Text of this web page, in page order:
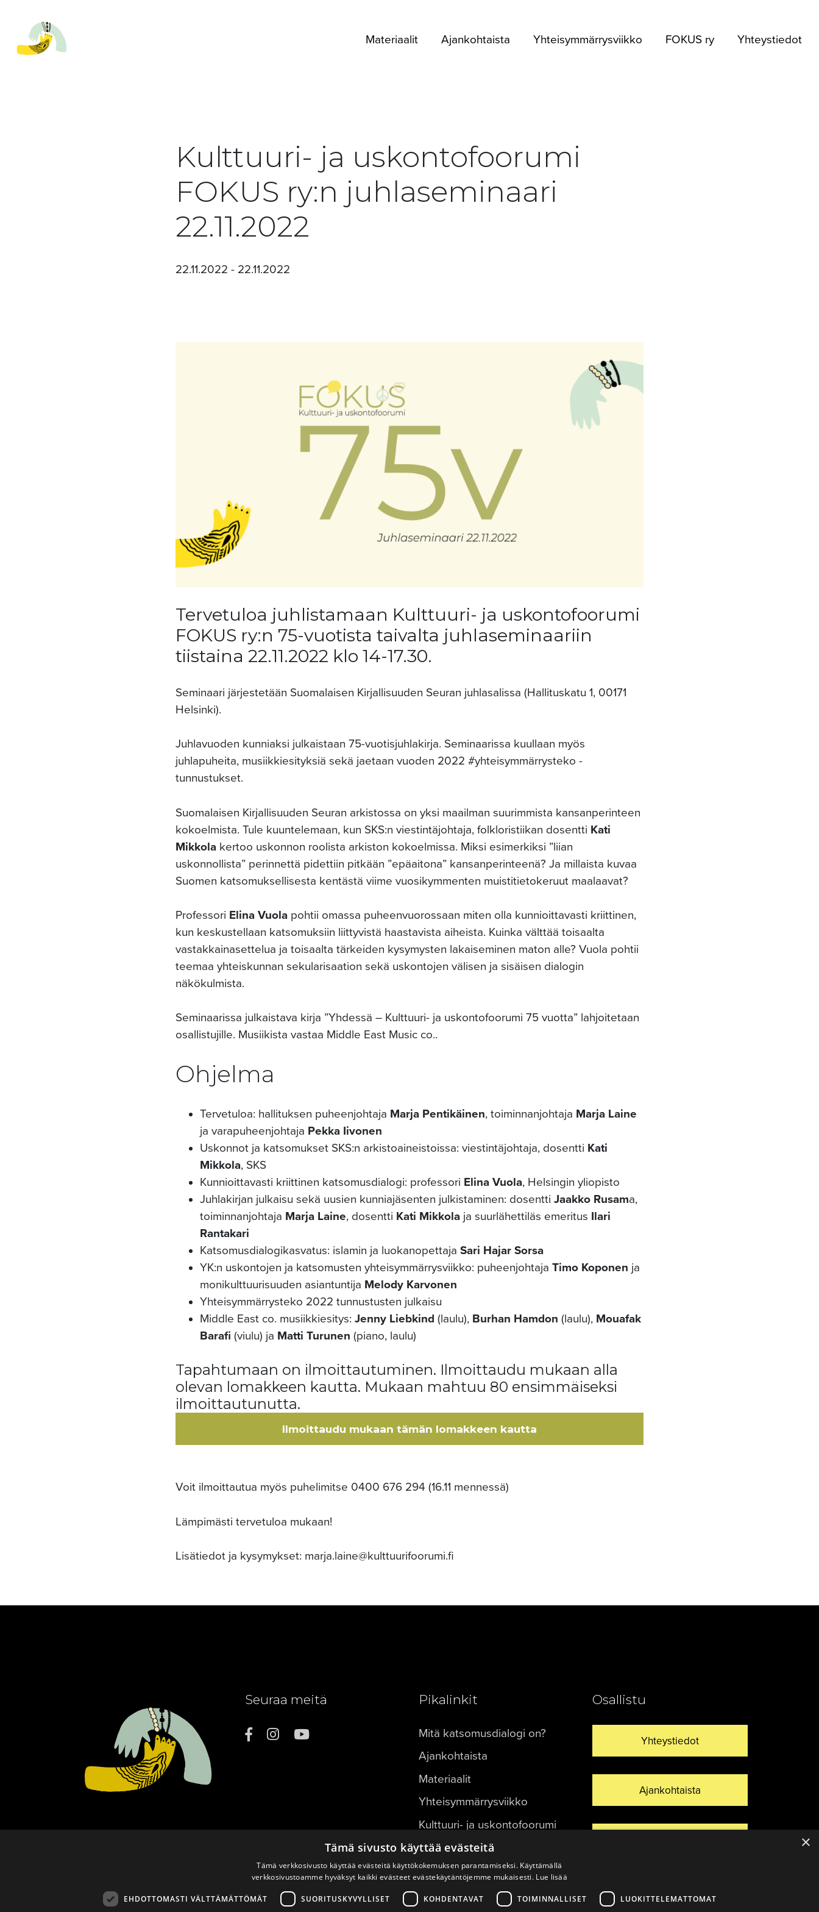
Materiaalit Ajankohtaista Yhteisymmärrysviikko FOKUS ry Yhteystiedot
Kulttuuri- ja uskontofoorumi
FOKUS ry:n juhlaseminaari
22.11.2022
22.11.2022 - 22.11.2022
Tervetuloa juhlistamaan Kulttuuri- ja uskontofoorumi
FOKUS ry:n 75-vuotista taivalta juhlaseminaariin
tiistaina 22.11.2022 klo 14-17.30.
Seminaari järjestetään Suomalaisen Kirjallisuuden Seuran juhlasalissa (Hallituskatu 1, 00171
Helsinki).
Juhlavuoden kunniaksi julkaistaan 75-vuotisjuhlakirja. Seminaarissa kuullaan myös
juhlapuheita, musiikkiesityksiä sekä jaetaan vuoden 2022 #yhteisymmärrysteko -
tunnustukset.
Suomalaisen Kirjallisuuden Seuran arkistossa on yksi maailman suurimmista kansanperinteen
kokoelmista. Tule kuuntelemaan, kun SKS:n viestintäjohtaja, folkloristiikan dosentti Kati
Mikkola kertoo uskonnon roolista arkiston kokoelmissa. Miksi esimerkiksi ”liian
uskonnollista” perinnettä pidettiin pitkään ”epäaitona” kansanperinteenä? Ja millaista kuvaa
Suomen katsomuksellisesta kentästä viime vuosikymmenten muistitietokeruut maalaavat?
Professori Elina Vuola pohtii omassa puheenvuorossaan miten olla kunnioittavasti kriittinen,
kun keskustellaan katsomuksiin liittyvistä haastavista aiheista. Kuinka välttää toisaalta
vastakkainasettelua ja toisaalta tärkeiden kysymysten lakaiseminen maton alle? Vuola pohtii
teemaa yhteiskunnan sekularisaation sekä uskontojen välisen ja sisäisen dialogin
näkökulmista.
Seminaarissa julkaistava kirja ”Yhdessä – Kulttuuri- ja uskontofoorumi 75 vuotta” lahjoitetaan
osallistujille. Musiikista vastaa Middle East Music co..
Ohjelma
Tervetuloa: hallituksen puheenjohtaja Marja Pentikäinen, toiminnanjohtaja Marja Laine
ja varapuheenjohtaja Pekka Iivonen
Uskonnot ja katsomukset SKS:n arkistoaineistoissa: viestintäjohtaja, dosentti Kati
Mikkola, SKS
Kunnioittavasti kriittinen katsomusdialogi: professori Elina Vuola, Helsingin yliopisto
Juhlakirjan julkaisu sekä uusien kunniajäsenten julkistaminen: dosentti Jaakko Rusama,
toiminnanjohtaja Marja Laine, dosentti Kati Mikkola ja suurlähettiläs emeritus Ilari
Rantakari
Katsomusdialogikasvatus: islamin ja luokanopettaja Sari Hajar Sorsa
YK:n uskontojen ja katsomusten yhteisymmärrysviikko: puheenjohtaja Timo Koponen ja
monikulttuurisuuden asiantuntija Melody Karvonen
Yhteisymmärrysteko 2022 tunnustusten julkaisu
Middle East co. musiikkiesitys: Jenny Liebkind (laulu), Burhan Hamdon (laulu), Mouafak
Barafi (viulu) ja Matti Turunen (piano, laulu)
Tapahtumaan on ilmoittautuminen. Ilmoittaudu mukaan alla
olevan lomakkeen kautta. Mukaan mahtuu 80 ensimmäiseksi
ilmoittautunutta.
Ilmoittaudu mukaan tämän lomakkeen kautta
Voit ilmoittautua myös puhelimitse 0400 676 294 (16.11 mennessä)
Lämpimästi tervetuloa mukaan!
Lisätiedot ja kysymykset: marja.laine@kulttuurifoorumi.fi
Seuraa meitä Pikalinkit
Mitä katsomusdialogi on?
Ajankohtaista
Materiaalit
Yhteisymmärrysviikko
Kulttuuri- ja uskontofoorumi
FOKUS ry
Osallistu
Yhteystiedot
Ajankohtaista
×
Tämä sivusto käyttää evästeitä
Tämä verkkosivusto käyttää evästeitä käyttökokemuksen parantamiseksi. Käyttämällä
verkkosivustoamme hyväksyt kaikki evästeet evästekäytäntöjemme mukaisesti. Lue lisää
EHDOTTOMASTI VÄLTTÄMÄTTÖMÄT SUORITUSKYVYLLISET KOHDENTAVAT TOIMINNALLISET LUOKITTELEMATTOMAT